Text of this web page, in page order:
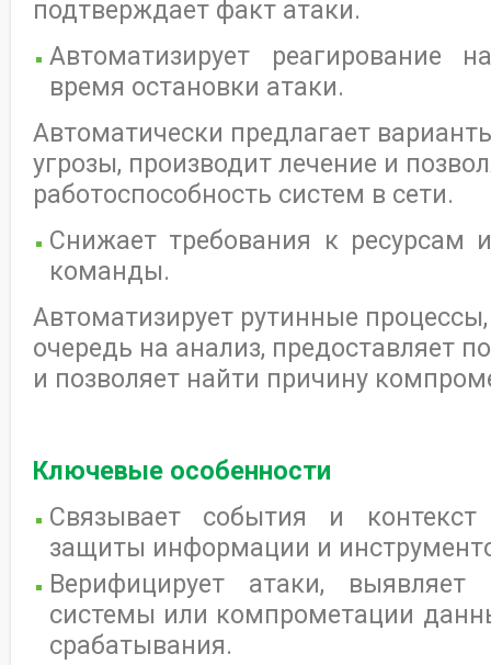
подтверждает факт атаки.
Автоматизирует реагирование
время остановки атаки.
Автоматически предлагает
угрозы, производит лечение и
работоспособность систем в сети.
Снижает требования к ресурсам
команды.
Автоматизирует рутинные
очередь на анализ, предоставляет
и позволяет найти причину
Ключевые особенности
Связывает события и
защиты информации и
Верифицирует атаки,
системы или компрометации
срабатывания.